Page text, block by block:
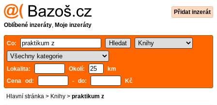
Přidat inzerát
Oblíbené inzeráty, Moje inzeráty
Co:
Lokalita: Okolí:
km
Cena od:
- do: Kč
Hlavní stránka > Knihy > praktikum z